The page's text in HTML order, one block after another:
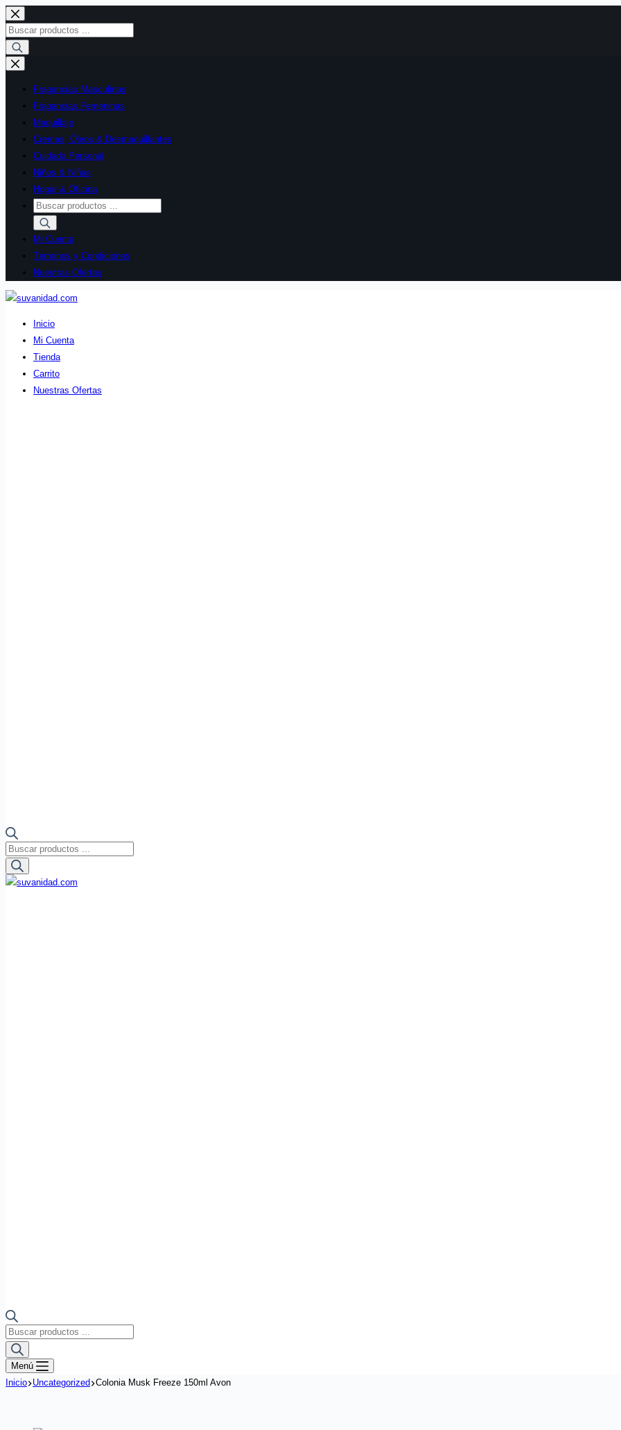
Saltar
al
contenido
Búsqueda
de
productos
Fragancias Masculinas
Fragancias Femeninas
Maquillaje
Cremas, Óleos & Desmaquillantes
Cuidado Personal
Niños & Niñas
Hogar & Oficina
Búsqueda
de
productos
Mi Cuenta
Términos y Condiciones
Nuestras Ofertas
Inicio
Mi Cuenta
Tienda
Carrito
Nuestras Ofertas
Búsqueda
de
productos
Búsqueda
de
productos
Menú
Inicio Uncategorized Colonia Musk Freeze 150ml Avon